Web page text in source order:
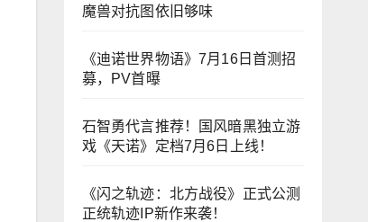
魔兽对抗图依旧够味
《迪诺世界物语》7月16日首测招
募，PV首曝
石智勇代言推荐！国风暗黑独立游
戏《天诺》定档7月6日上线！
《闪之轨迹：北方战役》正式公测
正统轨迹IP新作来袭！